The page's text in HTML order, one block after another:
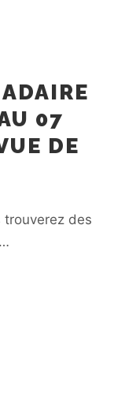
07
DE
trouverez des